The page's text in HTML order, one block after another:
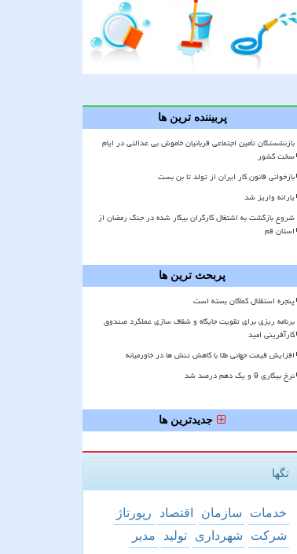
پربیننده ترین ها
بازنشستگان تأمین اجتماعی قربانیان خاموش بی عدالتی در ایام
سخت کشور
بازخوانی قانون کار ایران از تولد تا بن بست
یارانه واریز شد
شروع بازگشت به اشتغال کارگران بیکار شده در جنگ رمضان از
استان قم
پربحث ترین ها
پنجره استقلال کماکان بسته است
برنامه ریزی برای تقویت جایگاه و شفاف سازی عملکرد صندوق
کارآفرینی امید
افزایش قیمت جهانی طلا با کاهش تنش ها در خاورمیانه
نرخ بیکاری 9 و یک دهم درصد شد
جدیدترین ها
تگها
خدمات سازمان اقتصاد
رپورتاژ
شركت
شهرداری تولید مدیر